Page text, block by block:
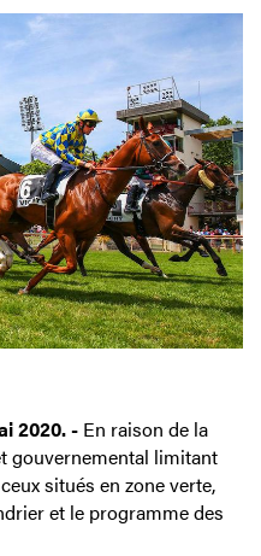
2020. - En raison de la
gouvernemental limitant
situés en zone verte,
et le programme des